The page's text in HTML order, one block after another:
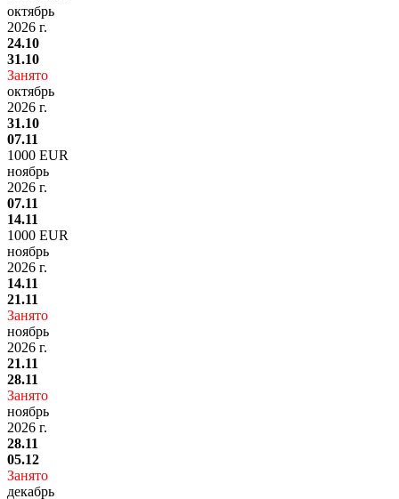
октябрь
2026 г.
24.10
31.10
Занято
октябрь
2026 г.
31.10
07.11
1000 EUR
ноябрь
2026 г.
07.11
14.11
1000 EUR
ноябрь
2026 г.
14.11
21.11
Занято
ноябрь
2026 г.
21.11
28.11
Занято
ноябрь
2026 г.
28.11
05.12
Занято
декабрь